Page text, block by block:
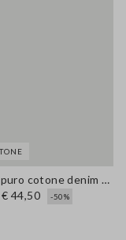
Jeans in puro cotone denim blu wide leg
€ 44,50
-50%